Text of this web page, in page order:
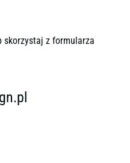
skorzystaj z formularza